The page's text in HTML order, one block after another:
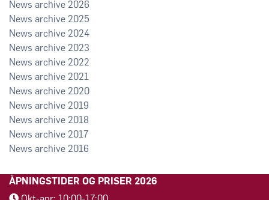
2026
2025
2024
2023
2022
2021
2020
2019
2018
2017
2016
ÅPNINGSTIDER OG PRISER 2026